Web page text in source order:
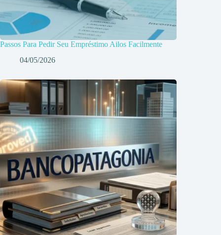
Passos Para Pedir Seu Empréstimo Ailos Facilmente
04/05/2026